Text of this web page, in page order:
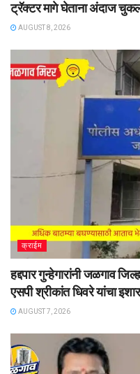
ट्रॅक्टर मागे घेताना अंदाज
AUGUST 8, 2026
क्राईम
हद्दपार गुन्हेगारांनी जळगाव
एसपी श्रीकांत धिवरे यांचा
AUGUST 7, 2026